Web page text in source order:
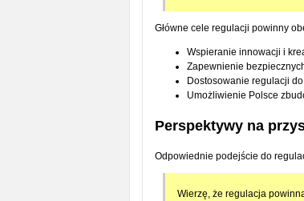
Główne cele regulacji powinny
Wspieranie innowacji i
Zapewnienie
Dostosowanie regulacji
Umożliwienie Polsce
Perspektywy na
Odpowiednie podejście do
Wierzę, że regulacja